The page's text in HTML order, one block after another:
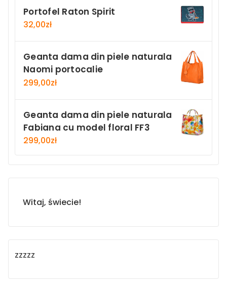
Portofel Raton Spirit
32,00zł
Geanta dama din piele naturala
Naomi portocalie
299,00zł
Geanta dama din piele naturala
Fabiana cu model floral FF3
299,00zł
Witaj, świecie!
zzzzz